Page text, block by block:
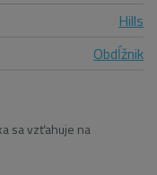
Hills
Obdĺžnik
sa vzťahuje na